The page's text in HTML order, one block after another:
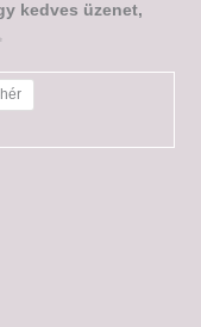
kedves üzenet,